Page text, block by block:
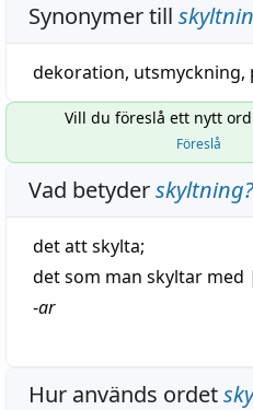
Synonymer till
dekoration, utsmyckning,
Vill du föreslå ett nytt
Föreslå
Vad betyderskyltning?
det attskylta;
det som man skyltar med
-ar
Hur används ordet